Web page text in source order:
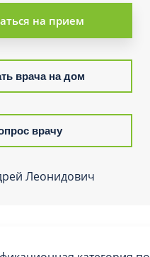
на прием
врача на дом
врачу